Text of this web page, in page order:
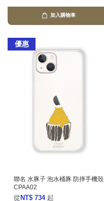
加入購物車
優惠
聯名 水豚子 泡水桶豚 防摔手機殼
CPAA02
從 NT$ 734 起